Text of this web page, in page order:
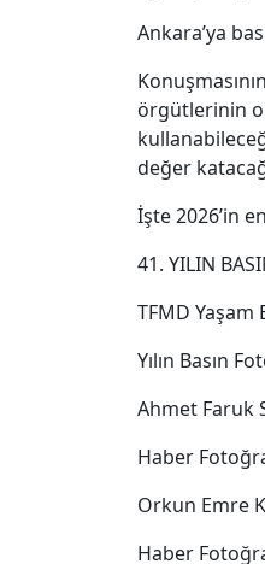
Ankara’ya
örgütlerinin
değer
İşte 2026’in
41. YILIN
TFMD
Yılın Basın
Ahmet Faruk
Haber
Orkun Emre
Haber